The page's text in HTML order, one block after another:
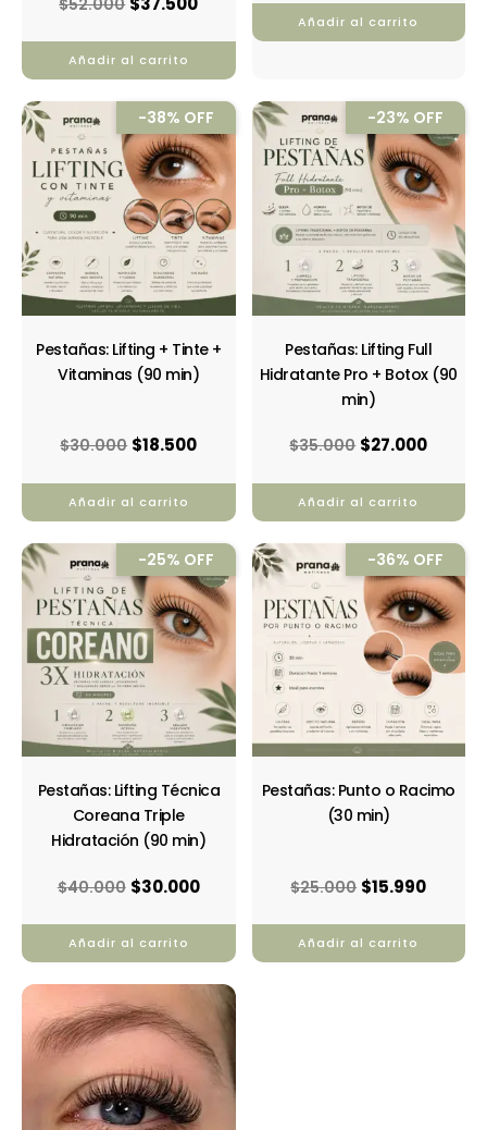
Añadir al carrito
Añadir al carrito
-38% OFF
Pestañas: Lifting + Tinte +
Vitaminas (90 min)
$30.000
El
precio
original
era:
$30.000.
$18.500
El
precio
actual
es:
$18.500.
Añadir al carrito
-23% OFF
Pestañas: Lifting Full
Hidratante Pro + Botox (90
min)
$35.000
El
precio
original
era:
$35.000.
$27.000
El
precio
actual
es:
Añadir al carrito
-25% OFF
Pestañas: Lifting Técnica
Coreana Triple
Hidratación (90 min)
$40.000
precio
original
era:
$40.000.
$30.000
El
precio
actual
es:
$30.000.
Añadir al carrito
-36% OFF
Pestañas: Punto o Racimo
(30 min)
$25.000
precio
original
era:
$25.000.
$15.990
El
precio
actual
es:
Añadir al carrito